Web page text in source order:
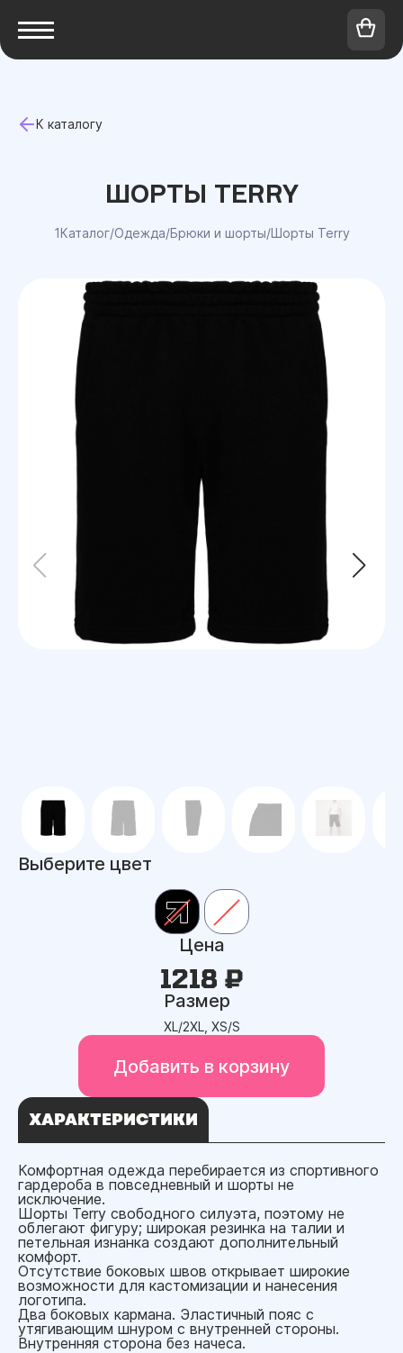
К каталогу
ШОРТЫ TERRY
1Каталог/Одежда/Брюки и шорты/Шорты Terry
Выберите цвет
Цена
1218 ₽
Размер
XL/2XL, XS/S
Добавить в корзину
ХАРАКТЕРИСТИКИ
Комфортная одежда перебирается из спортивного
гардероба в повседневный и шорты не
исключение.
Шорты Terry свободного силуэта, поэтому не
облегают фигуру; широкая резинка на талии и
петельная изнанка создают дополнительный
комфорт.
Отсутствие боковых швов открывает широкие
возможности для кастомизации и нанесения
логотипа.
Два боковых кармана. Эластичный пояс с
утягивающим шнуром с внутренней стороны.
Внутренняя сторона без начеса.